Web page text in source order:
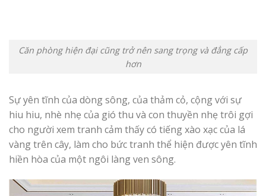
Căn phòng hiện đại cũng trở nên sang trọng và đẳng cấp
hơn
Sự yên tĩnh của dòng sông, của thảm cỏ, cộng với sự
hiu hiu, nhè nhẹ của gió thu và con thuyền nhẹ trôi gợi
cho người xem tranh cảm thấy có tiếng xào xạc của lá
vàng trên cây, làm cho bức tranh thể hiện được yên tĩnh
hiền hòa của một ngôi làng ven sông.